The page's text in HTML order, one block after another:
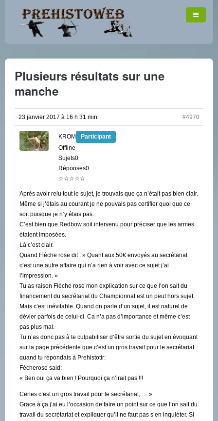
Plusieurs résultats sur une
manche
23 janvier 2017 à 16 h 31 min #4970
KROM
Participant
Offline
Sujets0
Réponses0
☆☆☆☆☆
Après avoir relu tout le sujet, je trouvais que ça n’était pas bien clair.
Même si j’étais au courant je ne pouvais pas certifier quoi que ce
soit puisque je n’y étais pas.
C’est bien que Redbow soit intervenu pour préciser que les armes
étaient imposées.
Là c’est clair.
Quand Flèche rose dit : » Quant aux 50€ envoyés au secrétariat
c’est une autre affaire qui n’a rien à voir avec ce sujet j’ai
l’impression. »
Tu as raison Flèche rose mon explication sur ce que l’on sait du
financement du secrétariat du Championnat est un peut hors sujet.
Mais c’est inévitable. Quand on parle d’un sujet, il est naturel de
dévier parfois de celui-ci. Ca n’a pas d’importance et même c’est
pas plus mal.
Tu n’as donc pas à te culpabiliser d’être sortie du sujet en évoquant
sur la page précédente que c’est un gros travail pour le secrétariat
quand tu répondais à Prehistotir:
Fècherose said:
« Ben oui ça va bien ! Pourquoi ça n’irait pas !!!
Certes c’est un gros travail pour le secrétariat, … »
Grace à ça j’ai eu l’occasion de faire un point sur ce que l’on sait du
travail du secrétariat et expliquer qu’il ne faut pas s’en inquiéter. Si